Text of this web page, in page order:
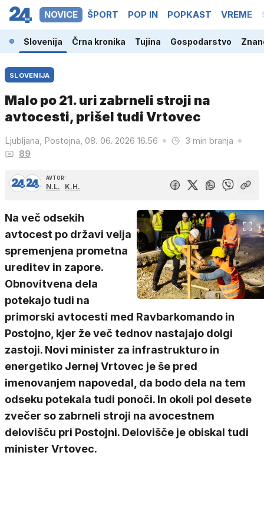
NOVICE ŠPORT POP IN POPKAST VREME
Slovenija Črna kronika Tujina Gospodarstvo
SLOVENIJA
Malo po 21. uri zabrneli stroji na
avtocesti, prišel tudi Vrtovec
Ljubljana, Postojna, 08. 06. 2026 16.56
3 min branja
89
AVTOR:
N.L. K.H.
Na več odsekih
avtocest po državi velja
spremenjena prometna
ureditev in zapore.
Obnovitvena dela
potekajo tudi na
primorski avtocesti med Ravbarkomando in
Postojno, kjer že več tednov nastajajo dolgi
zastoji. Novi minister za infrastrukturo in
energetiko Jernej Vrtovec je še pred
imenovanjem napovedal, da bodo dela na tem
odseku potekala tudi ponoči. In okoli pol desete
zvečer so zabrneli stroji na avocestnem
delovišču pri Postojni. Delovišče je obiskal tudi
minister Vrtovec.